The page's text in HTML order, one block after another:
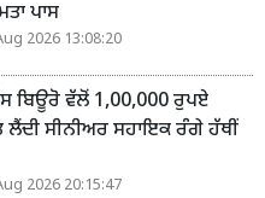
ਪਾਸ
2026 13:08:20
ਬਿਊਰੋ ਵੱਲੋਂ 1,00,000 ਰੁਪਏ
ਲੈਂਦੀ ਸੀਨੀਅਰ ਸਹਾਇਕ ਰੰਗੇ ਹੱਥੀਂ
2026 20:15:47